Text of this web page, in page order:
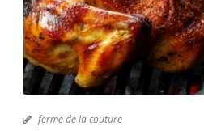
ferme de la couture